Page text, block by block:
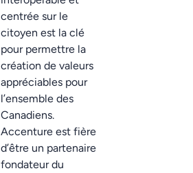
centrée sur le
citoyen est la clé
pour permettre la
création de valeurs
appréciables pour
l’ensemble des
Canadiens.
Accenture est fière
d’être un partenaire
fondateur du